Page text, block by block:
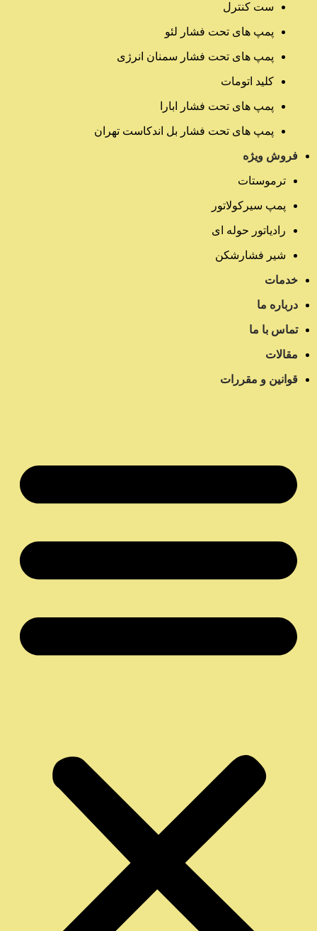
ست کنترل
پمپ های تحت فشار لئو
پمپ های تحت فشار سمنان انرژی
کلید اتومات
پمپ های تحت فشار ابارا
پمپ های تحت فشار بل اندکاست تهران
فروش ویژه
ترموستات
پمپ سیرکولاتور
رادیاتور حوله ای
شیر فشارشکن
خدمات
درباره ما
تماس با ما
مقالات
قوانین و مقررات